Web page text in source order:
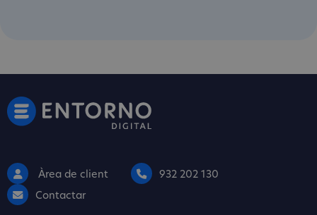
Àrea de client
932 202 130
Contactar